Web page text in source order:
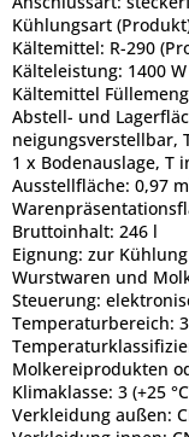
Kühlungsart
Kältemittel: R-290
Kälteleistung: 1400
Kältemittel
Abstell- und
neigungsverstellbar,
1 x Bodenauslage, T
Ausstellfläche: 0,97
Bruttoinhalt: 246 l
Eignung: zur
Wurstwaren und
Steuerung:
Temperaturbereich:
Molkereiprodukten
Klimaklasse: 3 (+25
Verkleidung außen: